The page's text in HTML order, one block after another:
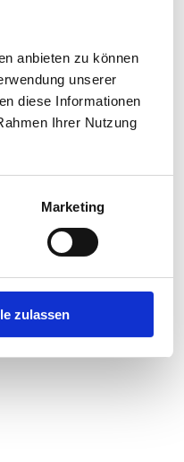
anbieten zu können
unserer
diese Informationen
Ihrer Nutzung
Marketing
zulassen
for more information).